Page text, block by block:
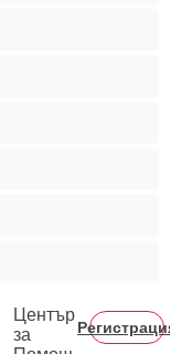
Център
за